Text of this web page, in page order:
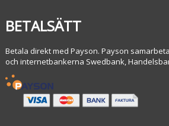
BETALSÄTT
Betala direkt med Payson. Payson
och internetbankerna Swedbank,